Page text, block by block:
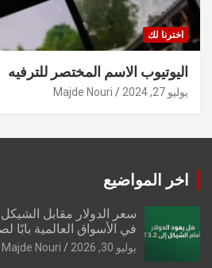
اخترنا لك
اليوتيوب الاسم المختصر للترفيه
يوليو 27, 2024 Majde Nouri
اخر المواضيع
سعر الدولار مقابل
في الأسواق العالمية بابًا
يوليو 30, 2026 Majde Nouri